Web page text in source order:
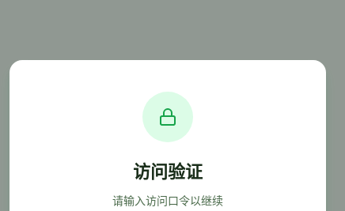
访问验证
请输入访问口令以继续